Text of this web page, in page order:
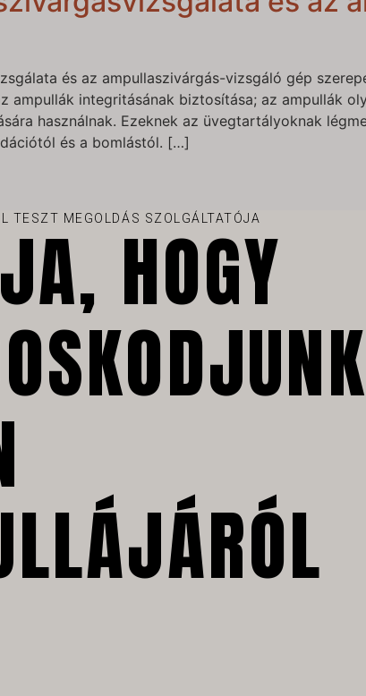
és az ampullaszivárgás-vizsgáló gép
ampullák integritásának biztosítása; az ampullák
használnak. Ezeknek az üvegtartályoknak
és a bomlástól. […]
TESZT MEGOLDÁS SZOLGÁLTATÓJA
HOGY